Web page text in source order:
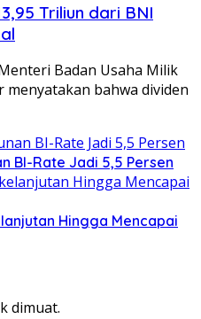
Triliun dari BNI
Badan Usaha Milik
bahwa dividen
BI-Rate Jadi 5,5 Persen
Hingga Mencapai
dimuat.